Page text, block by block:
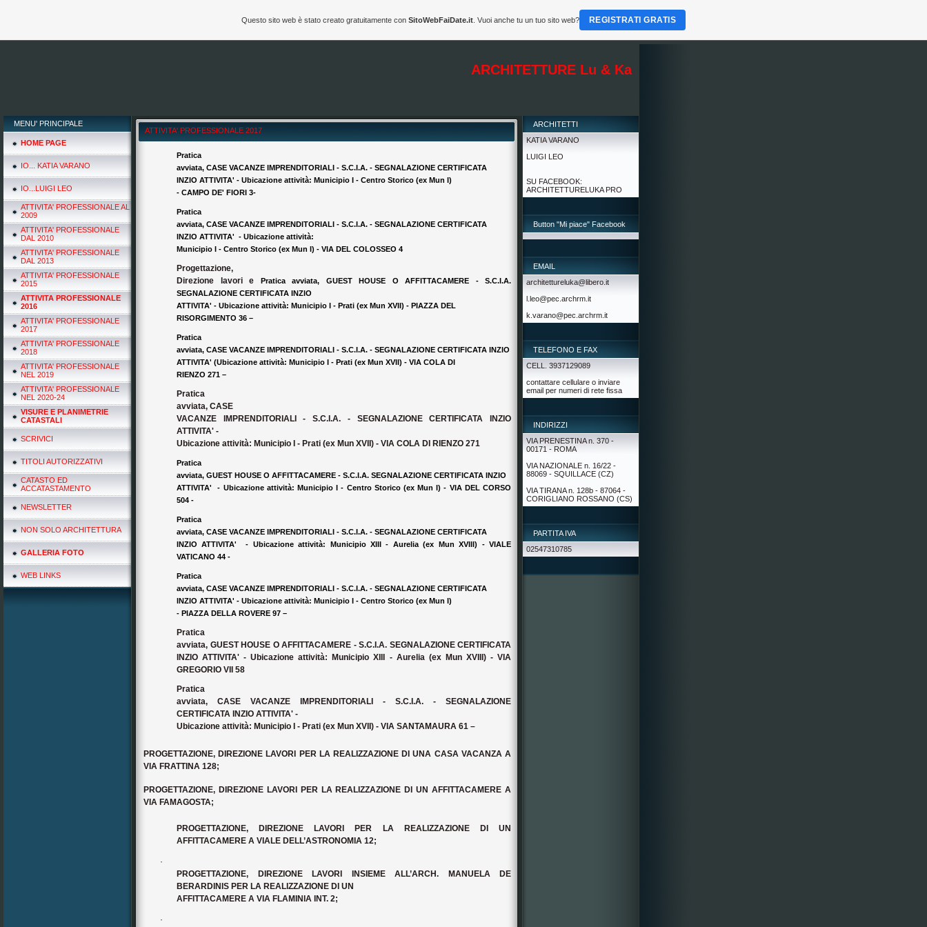
ARCHITETTURE Lu & Ka
MENU' PRINCIPALE
HOME PAGE
IO... KATIA VARANO
IO...LUIGI LEO
ATTIVITA' PROFESSIONALE AL
2009
ATTIVITA' PROFESSIONALE
DAL 2010
ATTIVITA' PROFESSIONALE
DAL 2013
ATTIVITA' PROFESSIONALE
2015
ATTIVITA PROFESSIONALE
2016
ATTIVITA' PROFESSIONALE
2017
ATTIVITA' PROFESSIONALE
2018
ATTIVITA' PROFESSIONALE
NEL 2019
ATTIVITA' PROFESSIONALE
NEL 2020-24
VISURE E PLANIMETRIE
CATASTALI
SCRIVICI
TITOLI AUTORIZZATIVI
CATASTO ED
ACCATASTAMENTO
NEWSLETTER
NON SOLO ARCHITETTURA
GALLERIA FOTO
WEB LINKS
ATTIVITA' PROFESSIONALE 2017
Pratica
avviata, CASE VACANZE IMPRENDITORIALI - S.C.I.A. - SEGNALAZIONE CERTIFICATA
INZIO ATTIVITA' - Ubicazione attività: Municipio I - Centro Storico (ex Mun I)
- CAMPO DE' FIORI 3-
Pratica
avviata, CASE VACANZE IMPRENDITORIALI - S.C.I.A. - SEGNALAZIONE CERTIFICATA
INZIO ATTIVITA' - Ubicazione attività:
Municipio I - Centro Storico (ex Mun I) - VIA DEL COLOSSEO 4
Progettazione,
Direzione lavori e
Pratica avviata, GUEST HOUSE O AFFITTACAMERE - S.C.I.A.
SEGNALAZIONE CERTIFICATA INZIO
ATTIVITA' - Ubicazione attività: Municipio I - Prati (ex Mun XVII) - PIAZZA DEL
RISORGIMENTO 36 –
Pratica
avviata, CASE VACANZE IMPRENDITORIALI - S.C.I.A. - SEGNALAZIONE CERTIFICATA INZIO
ATTIVITA' (Ubicazione attività: Municipio I - Prati (ex Mun XVII) - VIA COLA DI
RIENZO 271 –
Pratica
avviata, CASE
VACANZE IMPRENDITORIALI - S.C.I.A. - SEGNALAZIONE CERTIFICATA INZIO
ATTIVITA' -
Ubicazione attività: Municipio I - Prati (ex Mun XVII) - VIA COLA DI RIENZO 271
Pratica
avviata, GUEST HOUSE O AFFITTACAMERE - S.C.I.A. SEGNALAZIONE CERTIFICATA INZIO
ATTIVITA' - Ubicazione attività: Municipio I - Centro Storico (ex Mun I) - VIA DEL CORSO
504 -
Pratica
avviata, CASE VACANZE IMPRENDITORIALI - S.C.I.A. - SEGNALAZIONE CERTIFICATA
INZIO ATTIVITA' - Ubicazione attività: Municipio XIII - Aurelia (ex Mun XVIII) - VIALE
VATICANO 44 -
Pratica
avviata, CASE VACANZE IMPRENDITORIALI - S.C.I.A. - SEGNALAZIONE CERTIFICATA
INZIO ATTIVITA' - Ubicazione attività: Municipio I - Centro Storico (ex Mun I)
- PIAZZA DELLA ROVERE 97 –
Pratica
avviata, GUEST HOUSE O AFFITTACAMERE - S.C.I.A. SEGNALAZIONE CERTIFICATA
INZIO ATTIVITA' - Ubicazione attività: Municipio XIII - Aurelia (ex Mun XVIII) - VIA
GREGORIO VII 58
Pratica
avviata, CASE VACANZE IMPRENDITORIALI - S.C.I.A. - SEGNALAZIONE
CERTIFICATA INZIO ATTIVITA' -
Ubicazione attività: Municipio I - Prati (ex Mun XVII) - VIA SANTAMAURA 61 –
PROGETTAZIONE, DIREZIONE LAVORI PER LA REALIZZAZIONE DI UNA CASA VACANZA A
VIA FRATTINA 128;
PROGETTAZIONE, DIREZIONE LAVORI PER LA REALIZZAZIONE DI UN AFFITTACAMERE A
VIA FAMAGOSTA;
PROGETTAZIONE, DIREZIONE LAVORI PER LA REALIZZAZIONE DI UN
AFFITTACAMERE A VIALE DELL’ASTRONOMIA 12;
·
PROGETTAZIONE, DIREZIONE LAVORI INSIEME ALL’ARCH. MANUELA DE
BERARDINIS PER LA REALIZZAZIONE DI UN
AFFITTACAMERE A VIA FLAMINIA INT. 2;
·
ARCHITETTI
KATIA VARANO
LUIGI LEO
SU FACEBOOK:
ARCHITETTURELUKA PRO
Button "Mi piace" Facebook
EMAIL
architettureluka@libero.it
l.leo@pec.archrm.it
k.varano@pec.archrm.it
TELEFONO E FAX
CELL. 3937129089
contattare cellulare o inviare
email per numeri di rete fissa
INDIRIZZI
VIA PRENESTINA n. 370 -
00171 - ROMA
VIA NAZIONALE n. 16/22 -
88069 - SQUILLACE (CZ)
VIA TIRANA n. 128b - 87064 -
CORIGLIANO ROSSANO (CS)
PARTITA IVA
02547310785
Questo sito web è stato creato gratuitamente con SitoWebFaiDate.it. Vuoi anche tu un tuo sito web? REGISTRATI GRATIS